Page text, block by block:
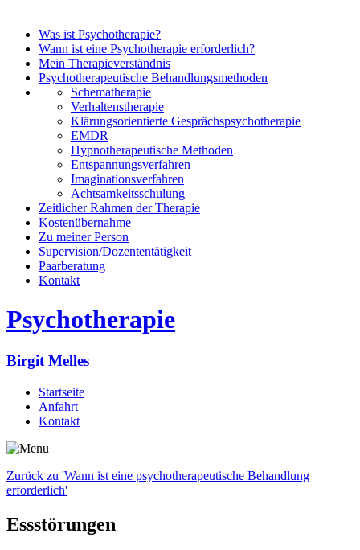
Was ist Psychotherapie?
Wann ist eine Psychotherapie erforderlich?
Mein Therapieverständnis
Psychotherapeutische Behandlungsmethoden
Schematherapie
Verhaltenstherapie
Klärungsorientierte Gesprächspsychotherapie
EMDR
Hypnotherapeutische Methoden
Entspannungsverfahren
Imaginationsverfahren
Achtsamkeitsschulung
Zeitlicher Rahmen der Therapie
Kostenübernahme
Zu meiner Person
Supervision/Dozententätigkeit
Paarberatung
Kontakt
Psychotherapie
Birgit Melles
Startseite
Anfahrt
Kontakt
Zurück zu 'Wann ist eine psychotherapeutische Behandlung
erforderlich'
Essstörungen